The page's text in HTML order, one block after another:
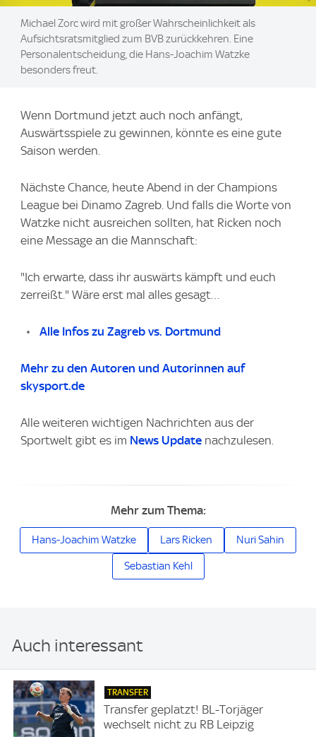
Michael Zorc wird mit großer Wahrscheinlichkeit als
Aufsichtsratsmitglied zum BVB zurückkehren. Eine
Personalentscheidung, die Hans-Joachim Watzke
besonders freut.
Wenn Dortmund jetzt auch noch anfängt,
Auswärtsspiele zu gewinnen, könnte es eine gute
Saison werden.
Nächste Chance, heute Abend in der Champions
League bei Dinamo Zagreb. Und falls die Worte von
Watzke nicht ausreichen sollten, hat Ricken noch
eine Message an die Mannschaft:
"Ich erwarte, dass ihr auswärts kämpft und euch
zerreißt." Wäre erst mal alles gesagt…
Alle Infos zu Zagreb vs. Dortmund
Mehr zu den Autoren und Autorinnen auf
skysport.de
Alle weiteren wichtigen Nachrichten aus der
Sportwelt gibt es im News Update nachzulesen.
Mehr zum Thema:
Hans-Joachim Watzke Lars Ricken Nuri Sahin
Sebastian Kehl
Auch interessant
TRANSFER
Transfer geplatzt! BL-Torjäger
wechselt nicht zu RB Leipzig